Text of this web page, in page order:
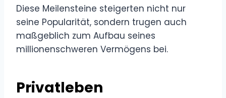
Diese Meilensteine steigerten nicht nur
seine Popularität, sondern trugen auch
maßgeblich zum Aufbau seines
millionenschweren Vermögens bei.
Privatleben